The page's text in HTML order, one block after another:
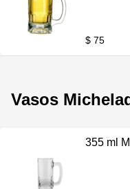
$ 75
Vasos
355 ml